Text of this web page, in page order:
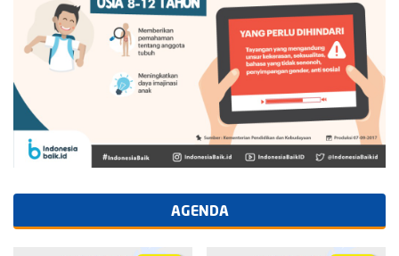
AGENDA